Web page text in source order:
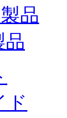
品
品
ド